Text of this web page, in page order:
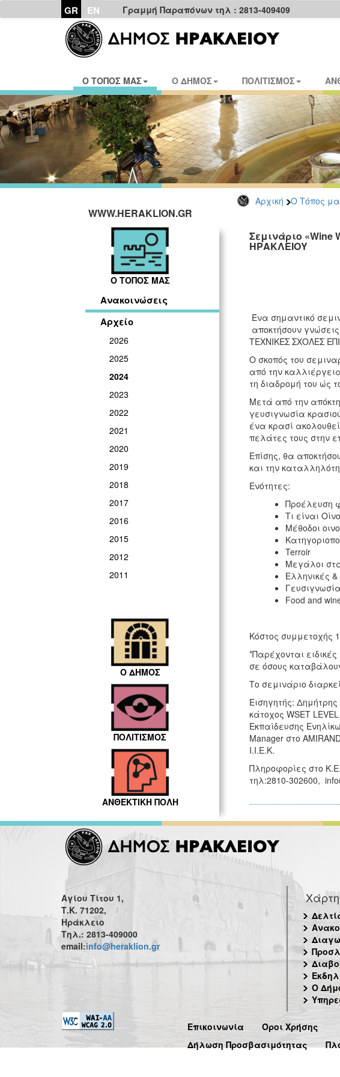
GR EN Γραμμή Παραπόνων τηλ : 2813-409409
Ο ΤΟΠΟΣ ΜΑΣ Ο ΔΗΜΟΣ ΠΟΛΙΤΙΣΜΟΣ
Αρχική Ο Τόπος
WWW.HERAKLION.GR
Ο ΤΟΠΟΣ ΜΑΣ
Ανακοινώσεις
Αρχείο
2026
2025
2024
2023
2022
2021
2020
2019
2018
2017
2016
2015
2012
2011
Ο ΔΗΜΟΣ
ΠΟΛΙΤΙΣΜΟΣ
ΑΝΘΕΚΤΙΚΗ ΠΟΛΗ
Σεμινάριο
ΗΡΑΚΛΕΙΟΥ
Ένα σημαντικό
αποκτήσουν
ΤΕΧΝΙΚΕΣ ΣΧΟΛΕΣ
Ο σκοπός του
από την
τη διαδρομή του ώς
Μετά από την
γευσιγνωσία
ένα κρασί
πελάτες τους στην
Επίσης, θα
και την
Ενότητες:
Προέλευση
Τι είναι
Μέθοδοι
Terroir
Μεγάλοι
Ελληνικές &
Food and
Κόστος
*Παρέχονται
σε όσους
Το σεμινάριο
Εισηγητής:
κάτοχος WSET
Εκπαίδευσης
Manager στο
Ι.Ι.Ε.Κ.
Πληροφορίες στο
τηλ:2810-302600,
Αγίου Τίτου 1,
Τ.Κ. 71202,
Ηράκλειο
Τηλ.: 2813-409000
email:info@heraklion.gr
Ο
Επικοινωνία
Όροι Χρήσης
Δήλωση Προσβασιμότητας